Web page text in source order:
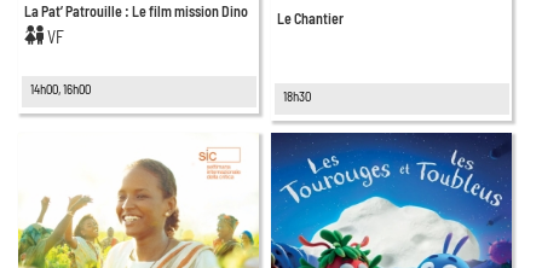
La Pat’ Patrouille : Le film mission Dino
VF
14h00, 16h00
Le Chantier
18h30